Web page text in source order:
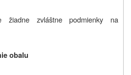
žiadne zvláštne podmienky na
obalu